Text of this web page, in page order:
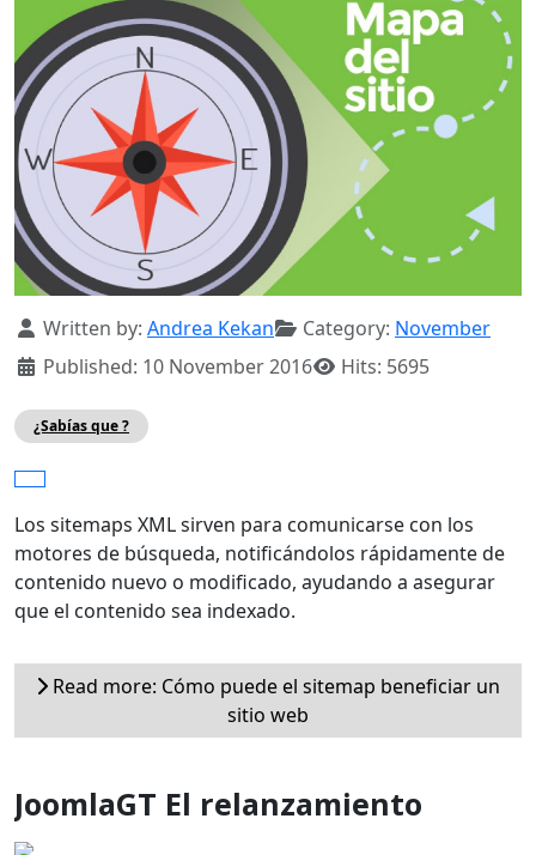
Details
Written by: Andrea Kekan Category: November
Published: 10 November 2016
Hits: 5695
¿Sabías que ?
Los sitemaps XML sirven para comunicarse con los
motores de búsqueda, notificándolos rápidamente de
contenido nuevo o modificado, ayudando a asegurar
que el contenido sea indexado.
Read more: Cómo puede el sitemap beneficiar un
sitio web
JoomlaGT El relanzamiento